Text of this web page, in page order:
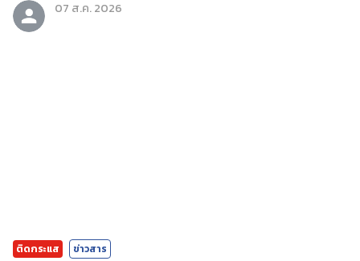
07 ส.ค. 2026
ติดกระแส ข่าวสาร